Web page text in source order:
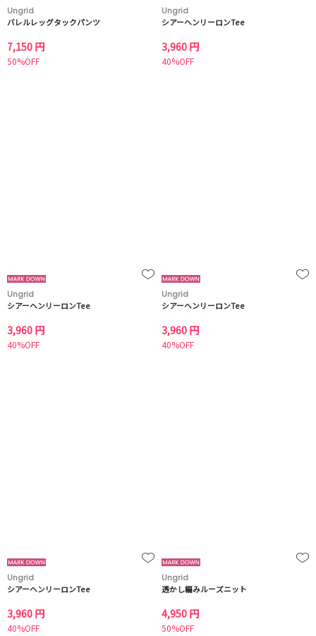
Ungrid
バレルレッグタックパンツ
7,150 円
50%OFF
Ungrid
シアーヘンリーロンTee
3,960 円
40%OFF
Ungrid
シアーヘンリーロンTee
3,960 円
40%OFF
Ungrid
シアーヘンリーロンTee
3,960 円
40%OFF
Ungrid
シアーヘンリーロンTee
3,960 円
40%OFF
Ungrid
透かし編みルーズニット
4,950 円
50%OFF